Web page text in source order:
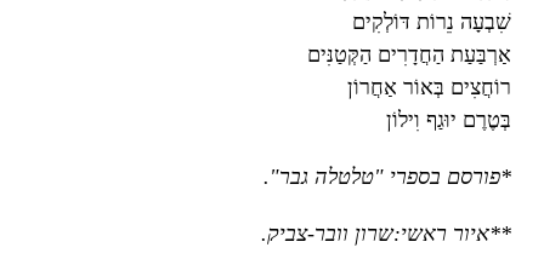
שִׁבְעָה נֵרוֹת דּוֹלְקִים
אַרְבַּעַת הַחֲדָרִים הַקְּטַנִּים
רוֹחֲצִים בְּאוֹר אַחֲרוֹן
בְּטֶרֶם יוּגַף וִילוֹן
*פורסם בספרי "טלטלה גבר".
**איור ראשי:שרון וובר-צביק.